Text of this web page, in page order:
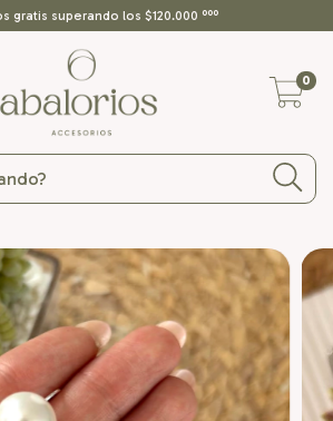
gratis superando los $120.000 ººº
0